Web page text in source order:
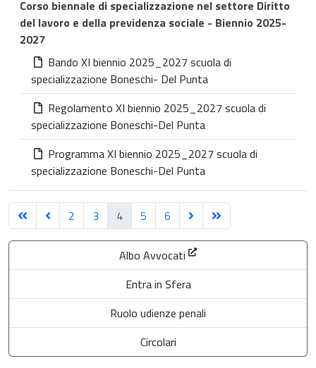
Corso biennale di specializzazione nel settore Diritto
del lavoro e della previdenza sociale - Biennio 2025-
2027
Bando XI biennio 2025_2027 scuola di
specializzazione Boneschi- Del Punta
Regolamento XI biennio 2025_2027 scuola di
specializzazione Boneschi-Del Punta
Programma XI biennio 2025_2027 scuola di
specializzazione Boneschi-Del Punta
2 3 4 5 6
Albo Avvocati
Entra in Sfera
Ruolo udienze penali
Circolari